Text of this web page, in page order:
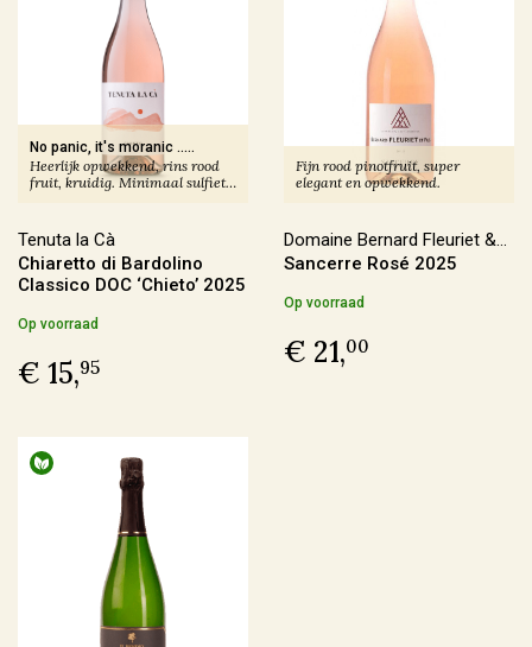
€ 0,00 - € 9,99
€ 10,00 - € 19,99
€ 20,00 - € 29,99
€ 30,00 - € 39,99(25)
Meer
Voorraad
Op voorraad
Binnenkort leverbaar
Uitverkocht(4)
Soort Teelt
Biologisch (107)
Biologisch-Dynamisch
No panic, it's moranic .....
Heerlijk opwekkend, rins rood
fruit, kruidig. Minimaal sulfiet,
Tenuta la Cà
Chiaretto di Bardolino
Classico DOC ‘Chieto’ 2025
Op voorraad
€ 15,95
Fijn rood pinotfruit, super
elegant en opwekkend.
Domaine Bernard Fleuriet &
Fils
Sancerre Rosé 2025
Op voorraad
€ 21,00